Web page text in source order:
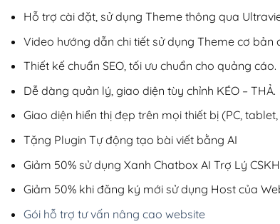
Hỗ trợ cài đặt, sử dụng Theme thông qua
Video hướng dẫn chi tiết sử dụng Theme cơ bản
Thiết kế chuẩn SEO, tối ưu chuẩn cho quảng cáo.
Dễ dàng quản lý, giao diện tùy chỉnh KÉO – THẢ.
Giao diện hiển thị đẹp trên mọi thiết bị (PC,
Tặng Plugin Tự động tạo bài viết bằng AI
Giảm 50% sử dụng Xanh Chatbox AI Trợ Lý CSKH
Giảm 50% khi đăng ký mới sử dụng Host của
Gói hỗ trợ tư vấn nâng cao website